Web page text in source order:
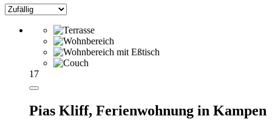
17
Pias Kliff, Ferienwohnung in Kampen